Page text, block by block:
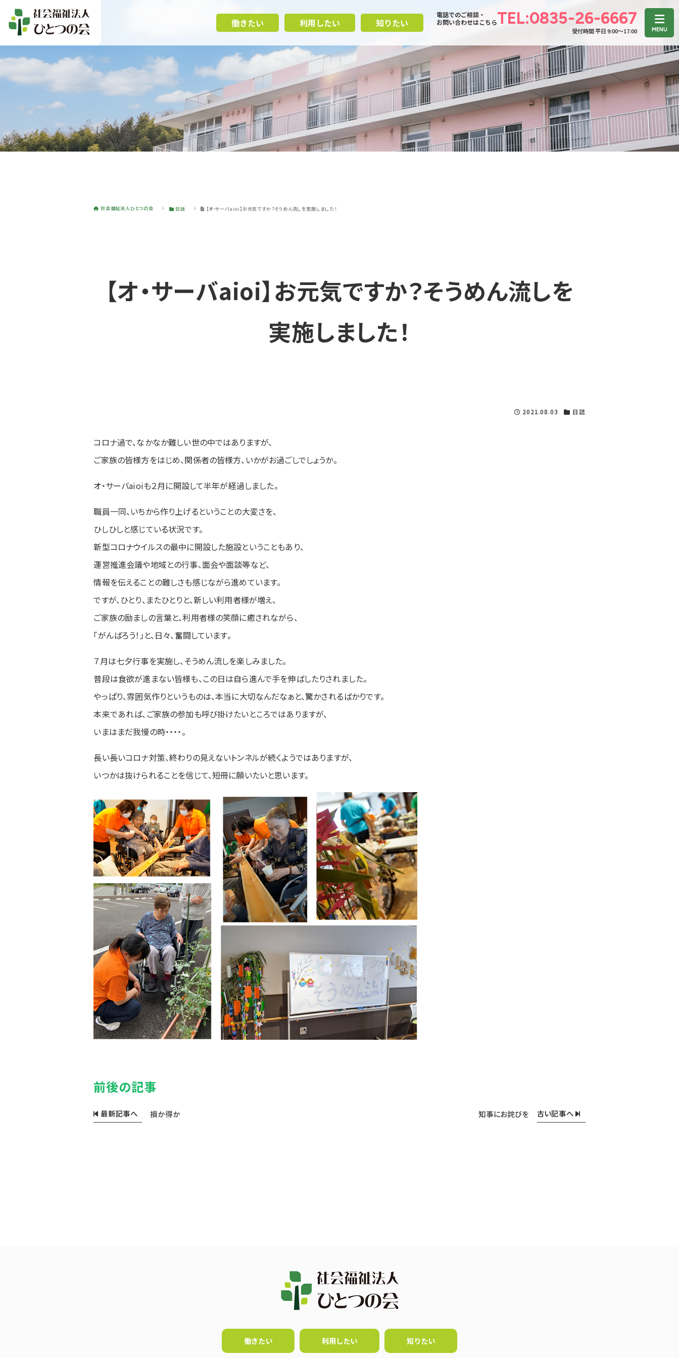
働きたい 利用したい 知りたい
電話でのご相談・
お問い合わせはこちらTEL:0835-26-6667
受付時間 平日 9:00〜17:00
社会福祉法人ひとつの会 日誌 【オ・サーバaioi】お元気ですか？そうめん流しを実施しました！
【オ・サーバaioi】お元気ですか？そうめん流しを
実施しました！
2021.08.03 日誌
コロナ過で、なかなか難しい世の中ではありますが、
ご家族の皆様方をはじめ、関係者の皆様方、いかがお過ごしでしょうか。
オ・サーバaioiも２月に開設して半年が経過しました。
職員一同、いちから作り上げるということの大変さを、
ひしひしと感じている状況です。
新型コロナウイルスの最中に開設した施設ということもあり、
運営推進会議や地域との行事、面会や面談等など、
情報を伝えることの難しさも感じながら進めています。
ですが、ひとり、またひとりと、新しい利用者様が増え、
ご家族の励ましの言葉と、利用者様の笑顔に癒されながら、
「がんばろう！」と、日々、奮闘しています。
７月は七夕行事を実施し、そうめん流しを楽しみました。
普段は食欲が進まない皆様も、この日は自ら進んで手を伸ばしたりされました。
やっぱり、雰囲気作りというものは、本当に大切なんだなぁと、驚かされるばかりです。
本来であれば、ご家族の参加も呼び掛けたいところではありますが、
いまはまだ我慢の時・・・・。
長い長いコロナ対策、終わりの見えないトンネルが続くようではありますが、
いつかは抜けられることを信じて、短冊に願いたいと思います。
前後の記事
最新記事へ 損か得か 古い記事へ
知事にお詫びを
働きたい 利用したい 知りたい